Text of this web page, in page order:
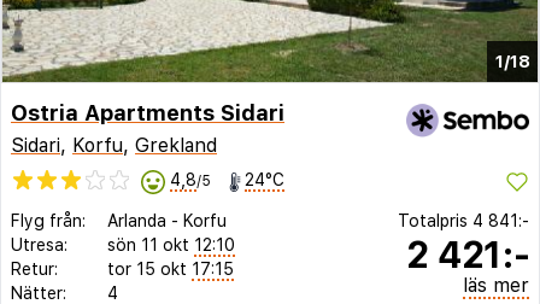
1/18
Ostria Apartments Sidari
Sidari, Korfu, Grekland
4,8/5 24°C
Flyg från: Arlanda - Korfu
Utresa:
sön 11 okt 12:10
Retur:
tor 15 okt 17:15
Nätter:
4
Totalpris 4 841:-
2 421:-
läs mer